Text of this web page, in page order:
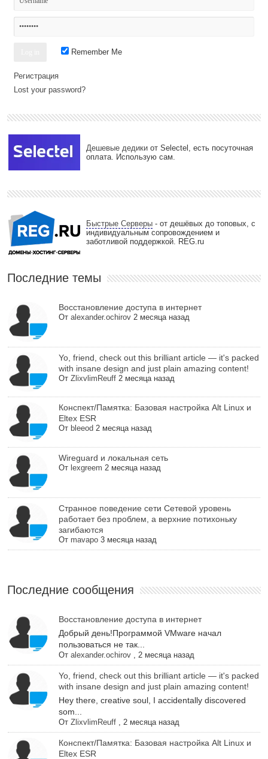
Remember Me
Регистрация
Lost your password?
Дешевые дедики от Selectel, есть посуточная
оплата. Использую сам.
Быстрые Серверы - от дешёвых до топовых, с
индивидуальным сопровождением и
заботливой поддержкой. REG.ru
Последние темы
Восстановление доступа в интернет
От alexander.ochirov 2 месяца назад
Yo, friend, check out this brilliant article — it's packed
with insane design and just plain amazing content!
От ZlixvlimReuff 2 месяца назад
Конспект/Памятка: Базовая настройка Alt Linux и
Eltex ESR
От bleeod 2 месяца назад
Wireguard и локальная сеть
От lexgreem 2 месяца назад
Cтранное поведение сети Сетевой уровень
работает без проблем, а верхние потихоньку
загибаются
От mavapo 3 месяца назад
Последние сообщения
Восстановление доступа в интернет
Добрый день!Программой VMware начал
пользоваться не так...
От alexander.ochirov, 2 месяца назад
Yo, friend, check out this brilliant article — it's packed
with insane design and just plain amazing content!
Hey there, creative soul, I accidentally discovered
som...
От ZlixvlimReuff, 2 месяца назад
Конспект/Памятка: Базовая настройка Alt Linux и
Eltex ESR